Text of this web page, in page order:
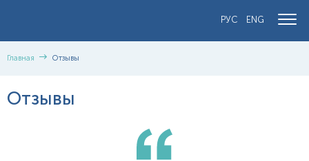
ENG
РУС
Главная Отзывы
Отзывы